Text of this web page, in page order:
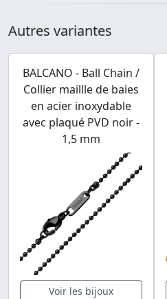
Autres variantes
BALCANO - Ball Chain /
Collier maillle de baies
en acier inoxydable
avec plaqué PVD noir -
1,5 mm
Voir les bijoux